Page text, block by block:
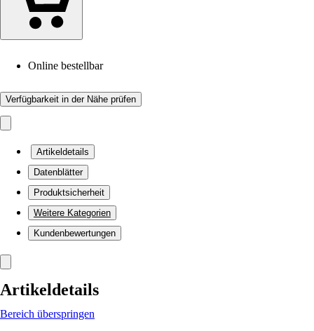
Online bestellbar
Verfügbarkeit in der Nähe prüfen
Artikeldetails
Datenblätter
Produktsicherheit
Weitere Kategorien
Kundenbewertungen
Artikeldetails
Bereich überspringen